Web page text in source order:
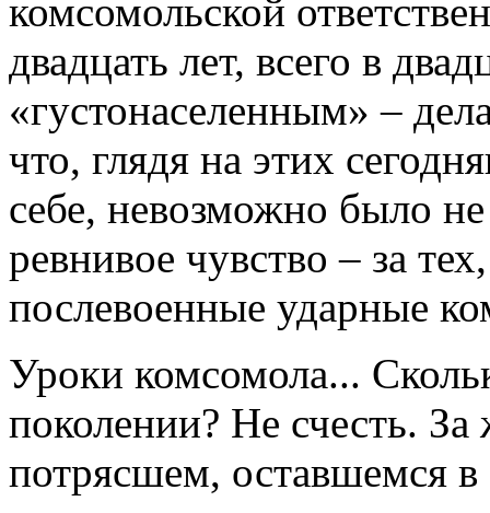
комсомольской
двадцать лет, всего в
«густонаселенным» –
что, глядя на этих
себе, невозможно было
ревнивое чувство – за
послевоенные ударные
Уроки комсомола...
поколении? Не счесть. За
потрясшем, оставшемся в